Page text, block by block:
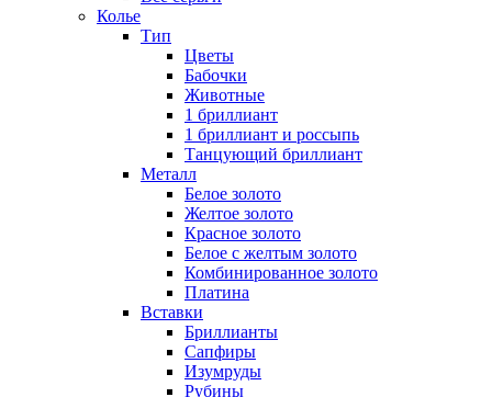
Колье
Тип
Цветы
Бабочки
Животные
1 бриллиант
1 бриллиант и россыпь
Танцующий бриллиант
Металл
Белое золото
Желтое золото
Красное золото
Белое с желтым золото
Комбинированное золото
Платина
Вставки
Бриллианты
Сапфиры
Изумруды
Рубины